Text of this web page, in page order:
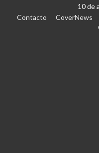
10 de
Contacto
CoverNews